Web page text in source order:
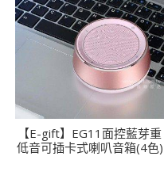
【E-gift】EG11面控藍芽重
低音可插卡式喇叭音箱(4色)